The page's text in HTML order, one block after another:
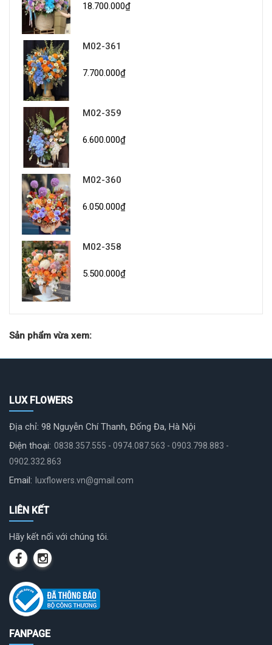
18.700.000₫
M02-361
7.700.000₫
M02-359
6.600.000₫
M02-360
6.050.000₫
M02-358
5.500.000₫
Sản phẩm vừa xem:
LUX FLOWERS
Địa chỉ: 98 Nguyễn Chí Thanh, Đống Đa, Hà Nội
Điện thoại: 0838.357.555 - 0974.087.563 - 0903.798.883 -
0902.332.863
Email: luxflowers.vn@gmail.com
LIÊN KẾT
Hãy kết nối với chúng tôi.
FANPAGE